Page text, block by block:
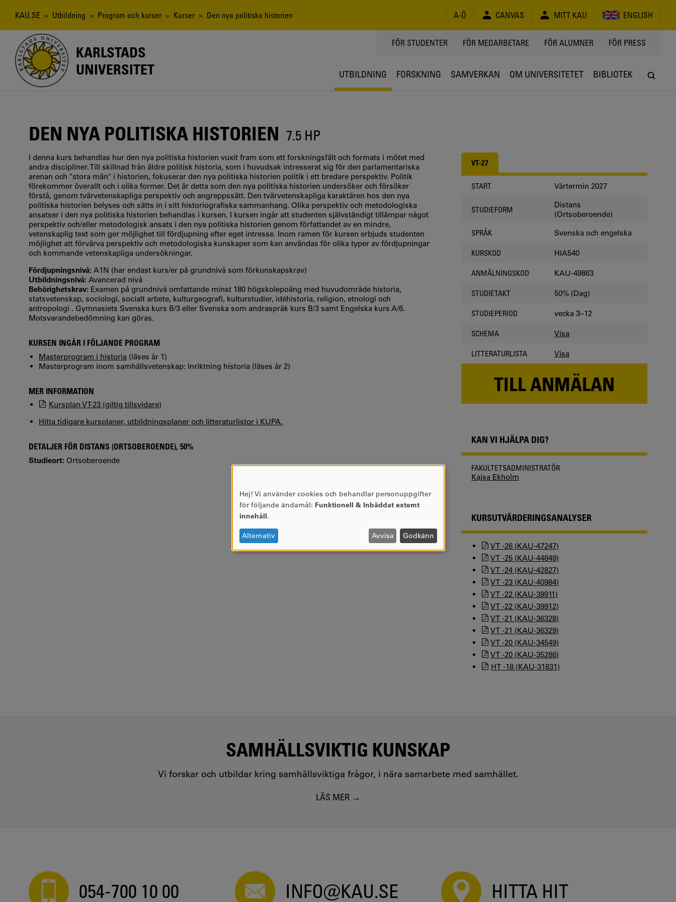
Länkstig
KAU.SE > Utbildning > Program och kurser > Kurser > Den nya politiska historien A-Ö CANVAS MITT KAU ENGLISH
KARLSTADS
UNIVERSITET
TOPPMENY
FÖR STUDENTER FÖR MEDARBETARE FÖR ALUMNER FÖR PRESS
UTBILDNING FORSKNING SAMVERKAN OM UNIVERSITETET BIBLIOTEK
DEN NYA POLITISKA HISTORIEN 7.5 HP
I denna kurs behandlas hur den nya politiska historien vuxit fram som ett forskningsfält och formats i mötet med
andra discipliner. Till skillnad från äldre politisk historia, som i huvudsak intresserat sig för den parlamentariska
arenan och "stora män" i historien, fokuserar den nya politiska historien politik i ett bredare perspektiv. Politik
förekommer överallt och i olika former. Det är detta som den nya politiska historien undersöker och försöker
förstå, genom tvärvetenskapliga perspektiv och angreppssätt. Den tvärvetenskapliga karaktären hos den nya
politiska historien belyses och sätts in i sitt historiografiska sammanhang. Olika perspektiv och metodologiska
ansatser i den nya politiska historien behandlas i kursen. I kursen ingår att studenten självständigt tillämpar något
perspektiv och/eller metodologisk ansats i den nya politiska historien genom författandet av en mindre,
vetenskaplig text som ger möjlighet till fördjupning efter eget intresse. Inom ramen för kursen erbjuds studenten
möjlighet att förvärva perspektiv och metodologiska kunskaper som kan användas för olika typer av fördjupningar
och kommande vetenskapliga undersökningar.
Fördjupningsnivå: A1N (har endast kurs/er på grundnivå som förkunskapskrav)
Utbildningsnivå: Avancerad nivå
Behörighetskrav: Examen på grundnivå omfattande minst 180 högskolepoäng med huvudområde historia,
statsvetenskap, sociologi, socialt arbete, kulturgeografi, kulturstudier, idéhistoria, religion, etnologi och
antropologi . Gymnasiets Svenska kurs B/3 eller Svenska som andraspråk kurs B/3 samt Engelska kurs A/6.
Motsvarandebedömning kan göras.
KURSEN INGÅR I FÖLJANDE PROGRAM
Masterprogram i historia (läses år 1)
Masterprogram inom samhällsvetenskap: Inriktning historia (läses år 2)
MER INFORMATION
Kursplan VT-23 (giltig tillsvidare)
Hitta tidigare kursplaner, utbildningsplaner och litteraturlistor i KUPA.
DETALJER FÖR DISTANS (ORTSOBEROENDE), 50%
Studieort: Ortsoberoende
VT-27
START Vårtermin 2027
STUDIEFORM
Distans
(Ortsoberoende)
SPRÅK Svenska och engelska
KURSKOD HIA540
ANMÄLNINGSKOD KAU-49863
STUDIETAKT 50% (Dag)
STUDIEPERIOD vecka 3–12
SCHEMA Visa
LITTERATURLISTA Visa
TILL ANMÄLAN
KAN VI HJÄLPA DIG?
FAKULTETSADMINISTRATÖR
Kajsa Ekholm
KURSUTVÄRDERINGSANALYSER
VT -26 (KAU-47247)
VT -25 (KAU-44849)
VT -24 (KAU-42827)
VT -23 (KAU-40984)
VT -22 (KAU-39911)
VT -22 (KAU-39912)
VT -21 (KAU-36328)
VT -21 (KAU-36329)
VT -20 (KAU-34549)
VT -20 (KAU-35286)
HT -18 (KAU-31831)
SAMHÄLLSVIKTIG KUNSKAP
Vi forskar och utbildar kring samhällsviktiga frågor, i nära samarbete med samhället.
LÄS MER
054-700 10 00 INFO@KAU.SE HITTA HIT
ANVÄNDNING
AV
OCH
COOKIES
Hej! Vi använder cookies och behandlar personuppgifter
för följande ändamål: Funktionell & Inbäddat externt
innehåll.
Alternativ Avvisa Godkänn